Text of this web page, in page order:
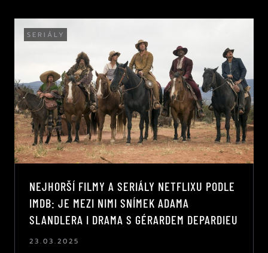
SERIÁLY
NEJHORŠÍ FILMY A SERIÁLY NETFLIXU PODLE
IMDB: JE MEZI NIMI SNÍMEK ADAMA
SLANDLERA I DRAMA S GÉRARDEM DEPARDIEU
23.03.2025